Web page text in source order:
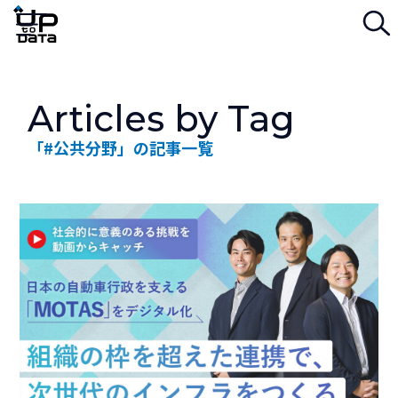
Menu
Articles by Tag
「#公共分野」の記事一覧